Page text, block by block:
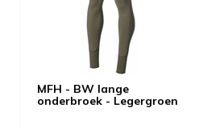
MFH - BW lange
onderbroek - Legergroen